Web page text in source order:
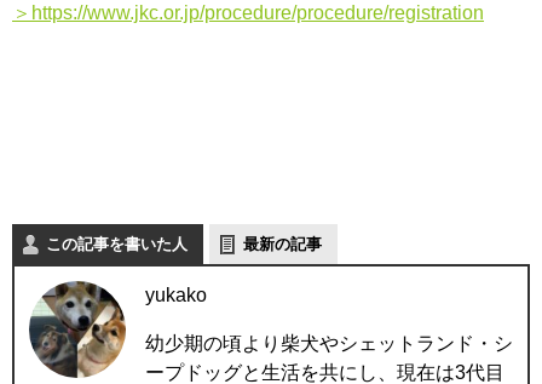
＞https://www.jkc.or.jp/procedure/procedure/registration
この記事を書いた人 最新の記事
yukako
幼少期の頃より柴犬やシェットランド・シ
ープドッグと生活を共にし、現在は3代目